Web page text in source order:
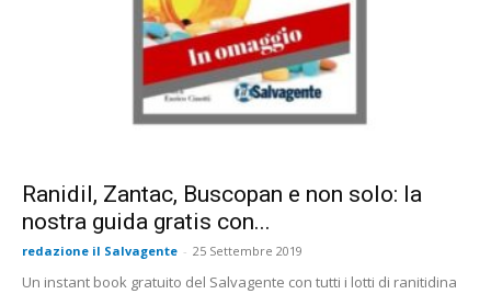
Ranidil, Zantac, Buscopan e non solo: la
nostra guida gratis con...
redazione il Salvagente - 25 Settembre 2019
Un instant book gratuito del Salvagente con tutti i lotti di ranitidina